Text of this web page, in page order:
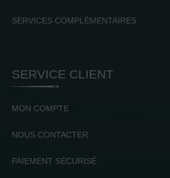
SERVICES COMPLÉMENTAIRES
SERVICE CLIENT
MON COMPTE
NOUS CONTACTER
PAIEMENT SÉCURISÉ